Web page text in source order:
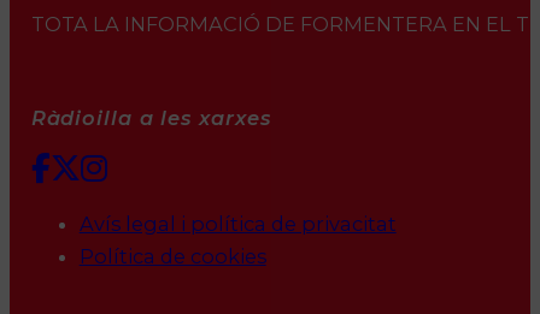
TOTA LA INFORMACIÓ DE FORMENTERA EN EL
Ràdioilla a les xarxes
Avís legal i política de privacitat
Política de cookies